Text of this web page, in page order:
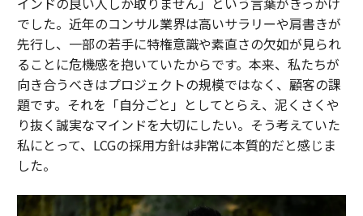
でした。近年のコンサル業界は高いサラリーや肩書きが
先行し、一部の若手に特権意識や素直さの欠如が見られ
ることに危機感を抱いていたからです。本来、私たちが
向き合うべきはプロジェクトの規模ではなく、顧客の課
題です。それを「自分ごと」としてとらえ、泥くさくや
り抜く誠実なマインドを大切にしたい。そう考えていた
私にとって、LCGの採用方針は非常に本質的だと感じま
した。